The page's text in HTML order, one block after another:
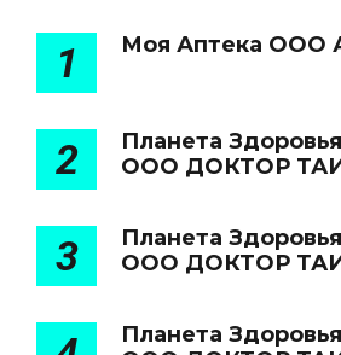
1 Моя Аптека ООО
2
Планета
ООО ДОКТОР
3
Планета
ООО ДОКТОР
Планета